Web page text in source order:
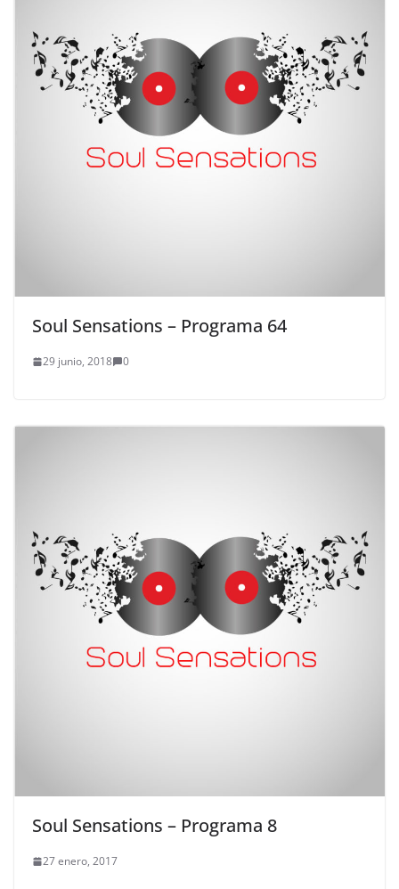
Soul Sensations – Programa 64
29 junio, 2018 0
Soul Sensations – Programa 8
27 enero, 2017